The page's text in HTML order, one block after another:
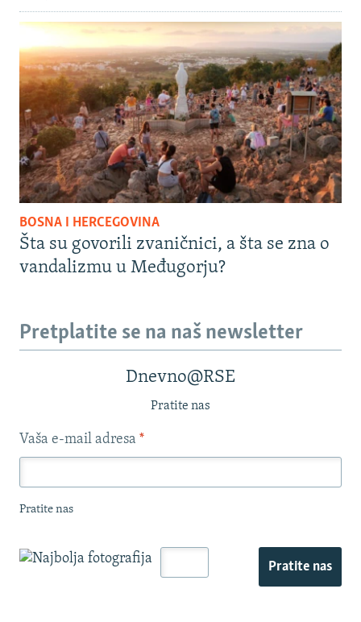
BOSNA I HERCEGOVINA
Šta su govorili zvaničnici, a šta se zna o
vandalizmu u Međugorju?
Pretplatite se na naš newsletter
Dnevno@RSE
Pratite nas
Vaša e-mail adresa *
Pratite nas
Pratite nas